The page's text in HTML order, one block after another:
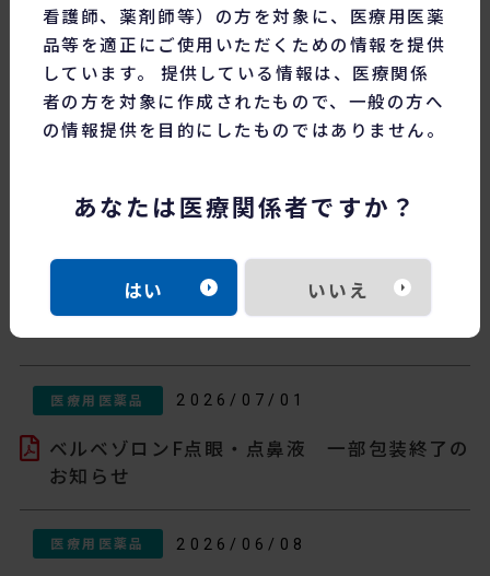
カテゴリー
2026/07/01
医療用医薬品
ベルベゾロンF点眼・点鼻液 一部包装終了の
お知らせ
2026/06/08
医療用医薬品
看護師、薬剤師等）の方を対象に、医療用医薬
品等を適正にご使用いただくための情報を提供
しています。 提供している情報は、医療関係
者の方を対象に作成されたもので、一般の方へ
の情報提供を目的にしたものではありません。
あなたは医療関係者ですか？
はい いいえ